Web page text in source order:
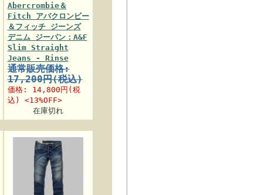
Abercrombie＆
Fitch アバクロンビー
＆フィッチ ジーンズ
デニム ジーパン：A&F
Slim Straight
Jeans - Rinse
通常販売価格:
17,200円(税込)
価格: 14,800円 (税
込) <13%OFF>
在庫切れ